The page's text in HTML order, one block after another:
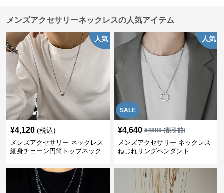
メンズアクセサリーネックレスの人気アイテム
人気
¥4,120 (税込)
メンズアクセサリー ネックレス
細身チェーン円筒トップネック
SALE
人気
¥4,640 ¥4880(割引前)
メンズアクセサリー ネックレス
ねじれリングペンダント